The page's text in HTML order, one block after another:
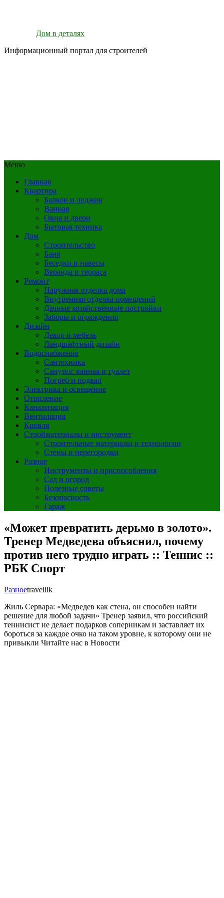
Дом в деталях
Информационный портал для строителей
Меню
Главная
Квартира
Балкон и лоджия
Ванная
Окна и двери
Бытовая техника
Дом
Строительство
Баня
Беседки и навесы
Веранда и терраса
Ремонт
Наружная отделка дома
Внутренняя отделка помещений
Дачные хозяйственные постройки
Заборы и ограждения
Дизайн
Декор и мебель
Ландшафтный дизайн
Водоснабжение
Сантехника
Санузел: ванная и туалет
Погреб и подвал
Электрика и освещение
Отопление
Канализация
Вентиляция
Кровля
Стройматериалы и инструмент
Строительные материалы и технологии
Стены и перегородки
Разное
Инструменты и приспособления
Сад и огород
Полезные советы
Безопасность
Гараж
«Может превратить дерьмо в золото».
Тренер Медведева объяснил, почему
против него трудно играть :: Теннис ::
РБК Спорт
Разноеtravellik
Жиль Сервара: «Медведев как стена, он способен найти
решение для любой задачи» Тренер заявил, что российский
теннисист не делает подарков соперникам и заставляет их
бороться за каждое очко на таком уровне, к которому они не
привыкли Читайте нас в Новости